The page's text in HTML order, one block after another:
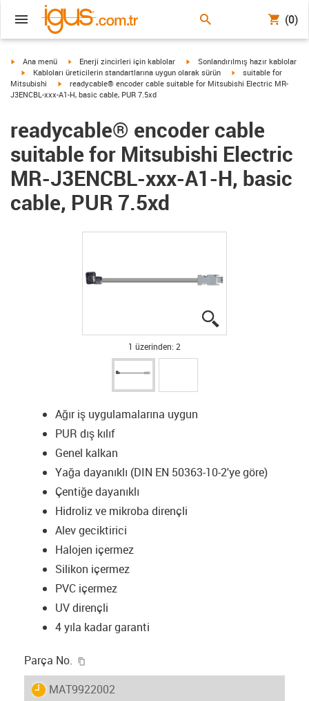
(0)
igus-icon-arrow-right
Ana menü igus-icon-arrow-right
Enerji zincirleri için kablolar igus-icon-arrow-right
Sonlandırılmış hazır kablolar
igus-icon-arrow-right
Kabloları üreticilerin standartlarına uygun olarak sürün igus-icon-arrow-right
suitable for
Mitsubishi
igus-icon-arrow-right
readycable® encoder cable suitable for Mitsubishi Electric MR-
J3ENCBL-xxx-A1-H, basic cable, PUR 7.5xd
readycable® encoder cable
suitable for Mitsubishi Electric
MR-J3ENCBL-xxx-A1-H, basic
cable, PUR 7.5xd
1 üzerinden: 2
Ağır iş uygulamalarına uygun
PUR dış kılıf
Genel kalkan
Yağa dayanıklı (DIN EN 50363-10-2'ye göre)
Çentiğe dayanıklı
Hidroliz ve mikroba dirençli
Alev geciktirici
Halojen içermez
Silikon içermez
PVC içermez
UV dirençli
4 yıla kadar garanti
Parça No.
igus-icon-lieferzeit
MAT9922002